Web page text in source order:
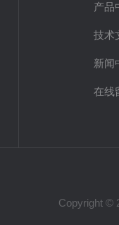
产品
技术
新闻
在线
Copyright ©